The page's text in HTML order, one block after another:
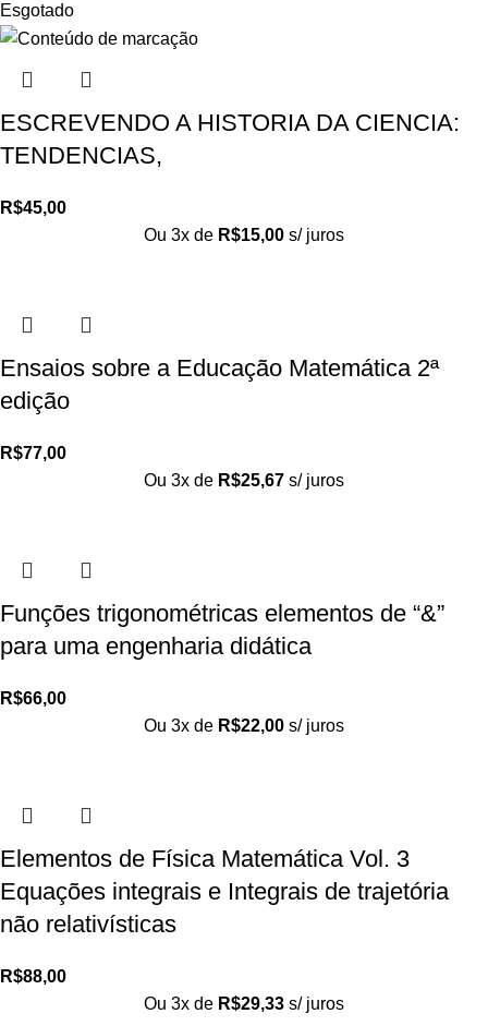
Esgotado
ESCREVENDO A HISTORIA DA CIENCIA:
TENDENCIAS,
R$45,00
Ou 3x de R$15,00 s/ juros
Ensaios sobre a Educação Matemática 2ª
edição
R$77,00
Ou 3x de R$25,67 s/ juros
Funções trigonométricas elementos de “&”
para uma engenharia didática
R$66,00
Ou 3x de R$22,00 s/ juros
Elementos de Física Matemática Vol. 3
Equações integrais e Integrais de trajetória
não relativísticas
R$88,00
Ou 3x de R$29,33 s/ juros